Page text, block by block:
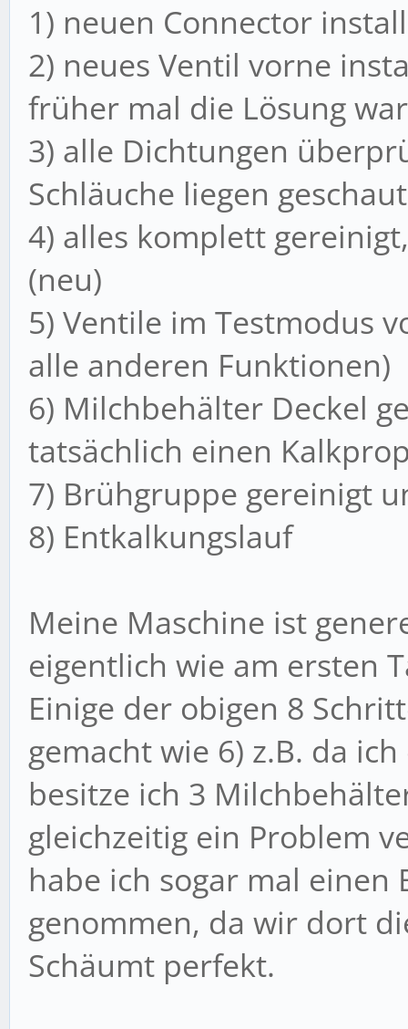
1) neuen Connector
2) neues Ventil vorne
früher mal die Lösung
3) alle Dichtungen
Schläuche liegen
4) alles komplett
(neu)
5) Ventile im Testmodus
alle anderen Funktionen)
6) Milchbehälter Deckel
tatsächlich einen
7) Brühgruppe gereinigt
8) Entkalkungslauf
Meine Maschine ist
eigentlich wie am ersten
Einige der obigen 8
gemacht wie 6) z.B. da
besitze ich 3
gleichzeitig ein Problem
habe ich sogar mal
genommen, da wir dort
Schäumt perfekt.